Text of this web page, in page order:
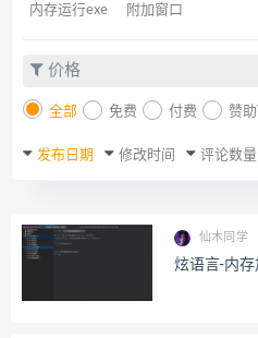
内存运行exe 附加窗口
价格
全部 免费 付费 赞
发布日期 修改时间 评论数量
仙木同学
炫语言-内存